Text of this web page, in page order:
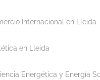
Internacional en Lleida
en Lleida
Energética y Energía